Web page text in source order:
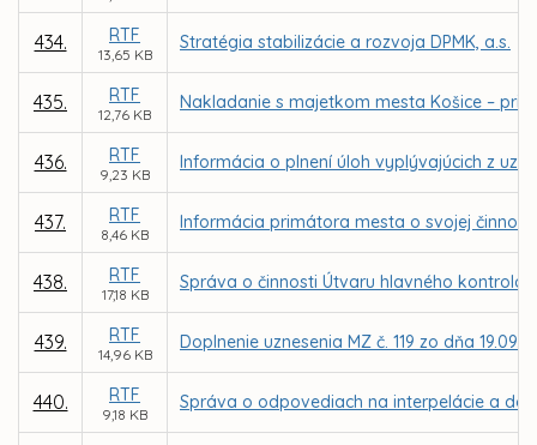
434. RTF
13,65 KB
Stratégia stabilizácie a rozvoja DPMK, a.s.
435. RTF
12,76 KB
Nakladanie s majetkom mesta Košice –
436. RTF
9,23 KB
Informácia o plnení úloh vyplývajúcich z
437. RTF
8,46 KB
Informácia primátora mesta o svojej
438. RTF
17,18 KB
Správa o činnosti Útvaru hlavného
439. RTF
14,96 KB
Doplnenie uznesenia MZ č. 119 zo dňa
440. RTF
9,18 KB
Správa o odpovediach na interpelácie a